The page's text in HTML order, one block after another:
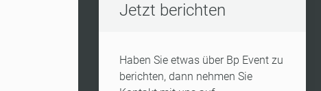
Jetzt berichten
Haben Sie etwas über Bp Event zu
berichten, dann nehmen Sie